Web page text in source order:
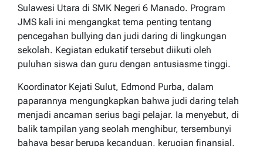
Sulawesi Utara di SMK Negeri 6 Manado. Program
JMS kali ini mengangkat tema penting tentang
pencegahan bullying dan judi daring di lingkungan
sekolah. Kegiatan edukatif tersebut diikuti oleh
puluhan siswa dan guru dengan antusiasme tinggi.
Koordinator Kejati Sulut, Edmond Purba, dalam
paparannya mengungkapkan bahwa judi daring telah
menjadi ancaman serius bagi pelajar. Ia menyebut, di
balik tampilan yang seolah menghibur, tersembunyi
bahaya besar berupa kecanduan, kerugian finansial,